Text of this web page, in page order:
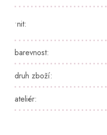
•nit:
barevnost:
druh zboží:
ateliér: